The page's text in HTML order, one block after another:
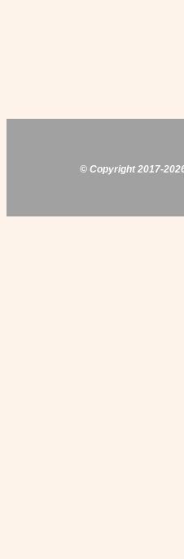
© Copyright 2017-